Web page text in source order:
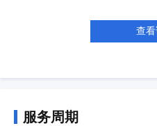
查
服务周期